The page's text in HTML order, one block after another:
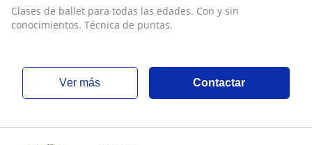
Clases de ballet para todas las edades. Con y sin
conocimientos. Técnica de puntas.
ver más Contactar